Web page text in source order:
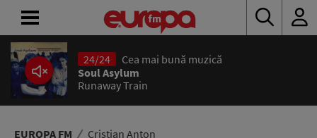
24/24
Cea mai bună muzică
Soul Asylum
Runaway Train
EUROPA FM Cristian Anton
ACASĂ
ȘTIRI
RADIO